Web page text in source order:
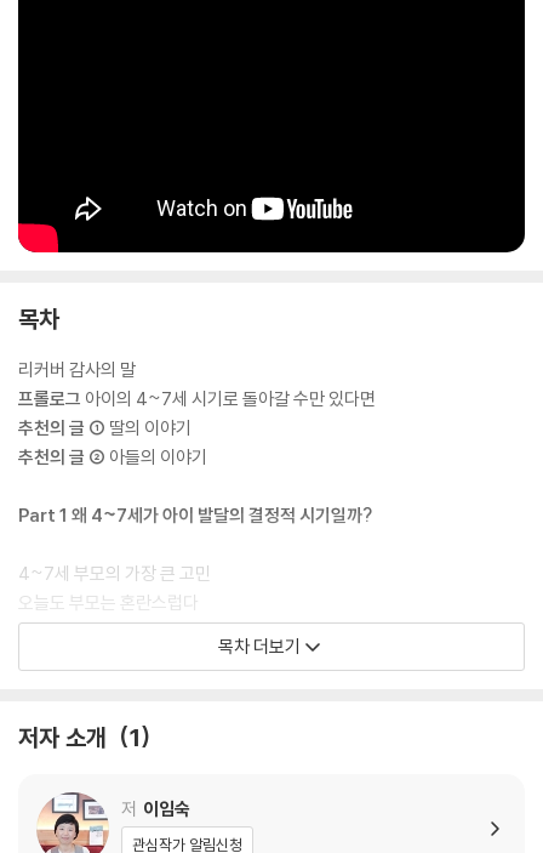
목차
리커버 감사의 말
프롤로그 아이의 4~7세 시기로 돌아갈 수만 있다면
추천의 글 ① 딸의 이야기
추천의 글 ② 아들의 이야기
Part 1 왜 4~7세가 아이 발달의 결정적 시기일까?
4~7세 부모의 가장 큰 고민
오늘도 부모는 혼란스럽다
공부 내용보다는 공부 정서가 먼저다
잘못된 공부의 시작이 아이를 망친다
가르칠수록 짜증 내고 공격성이 강해지는 아이
공부 스트레스를 준 적이 없는데 자신감이 부족한 아이
목차 더보기
저자 소개 1
저 이임숙
관심작가 알림신청